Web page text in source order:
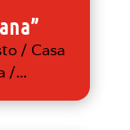
/ Casa
/...